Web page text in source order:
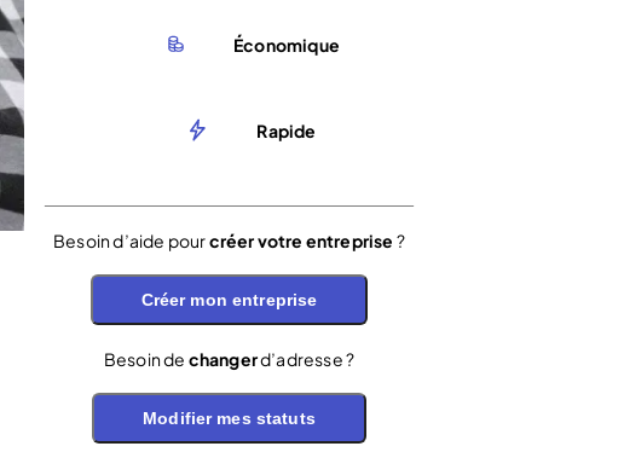
Économique
Rapide
Besoin d’aide pourcréer votre entreprise ?
Créer mon entreprise
Besoin de changerd’adresse ?
Modifier mes statuts